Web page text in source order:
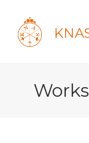
Login
Bond